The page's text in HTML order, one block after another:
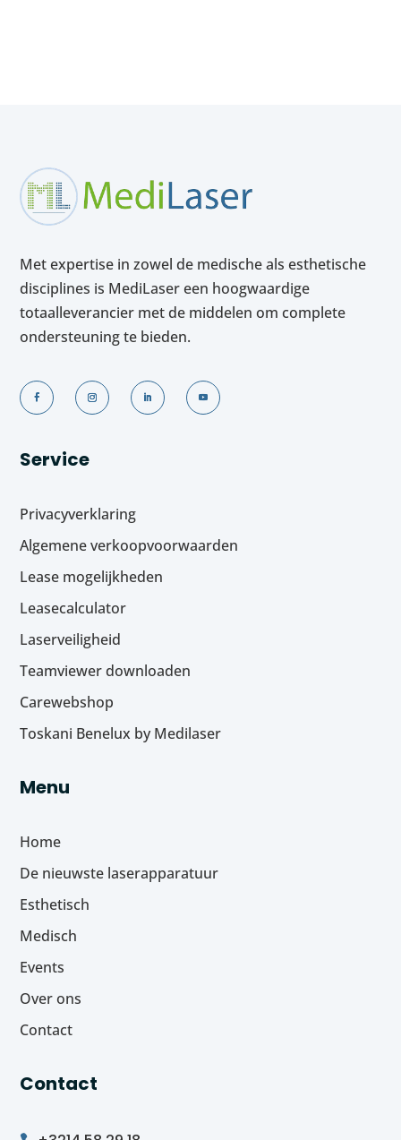
Met expertise in zowel de medische als esthetische
disciplines is MediLaser een hoogwaardige
totaalleverancier met de middelen om complete
ondersteuning te bieden.
Service
Privacyverklaring
Algemene verkoopvoorwaarden
Lease mogelijkheden
Leasecalculator
Laserveiligheid
Teamviewer downloaden
Carewebshop
Toskani Benelux by Medilaser
Menu
Home
De nieuwste laserapparatuur
Esthetisch
Medisch
Events
Over ons
Contact
Contact